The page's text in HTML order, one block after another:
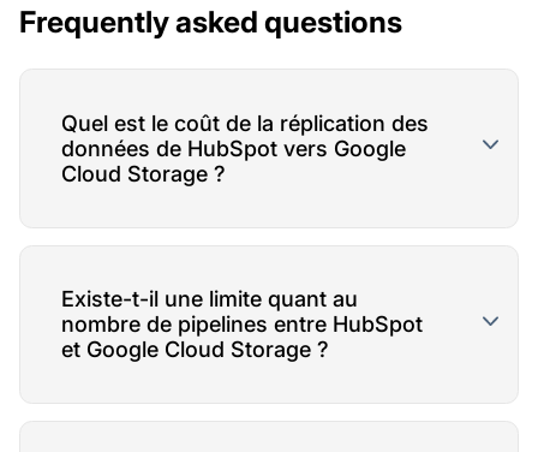
Frequently asked questions
Quel est le coût de la réplication des
données de HubSpot vers Google
Cloud Storage ?
Existe-t-il une limite quant au
nombre de pipelines entre HubSpot
et Google Cloud Storage ?